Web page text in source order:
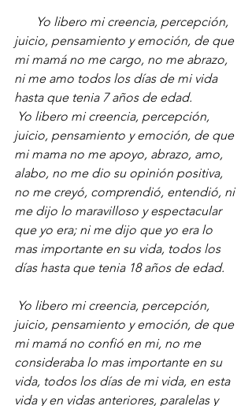
      Yo libero mi creencia, percepción,
juicio, pensamiento y emoción, de que
mi mamá no me cargo, no me abrazo,
ni me amo todos los días de mi vida
hasta que tenia 7 años de edad.
Yo libero mi creencia, percepción,
juicio, pensamiento y emoción, de que
mi mama no me apoyo, abrazo, amo,
alabo, no me dio su opinión positiva,
no me creyó, comprendió, entendió, ni
me dijo lo maravilloso y espectacular
que yo era; ni me dijo que yo era lo
mas importante en su vida, todos los
días hasta que tenia 18 años de edad.
Yo libero mi creencia, percepción,
juicio, pensamiento y emoción, de que
mi mamá no confió en mi, no me
consideraba lo mas importante en su
vida, todos los días de mi vida, en esta
vida y en vidas anteriores, paralelas y